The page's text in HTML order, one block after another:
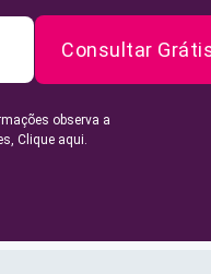
Consultar
observa a
Clique aqui.